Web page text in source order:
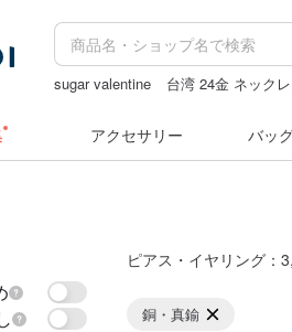
sugar valentine 台湾 24金 ネック
アクセサリー バッ
ピアス・イヤリング ：
銅・真鍮